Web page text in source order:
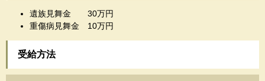
遺族見舞金 30万円
重傷病見舞金 10万円
受給方法